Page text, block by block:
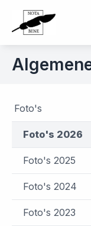
Foto's
Foto's 2026
Foto's 2025
Foto's 2024
Foto's 2023